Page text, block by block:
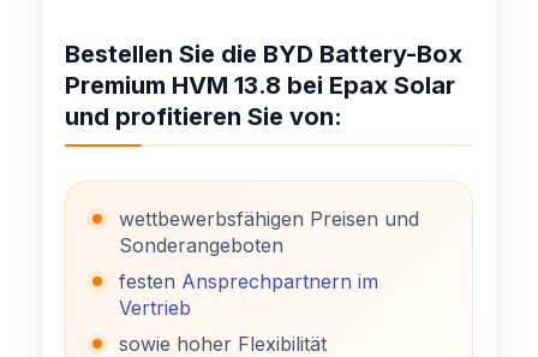
Bestellen Sie die BYD Battery-Box
Premium HVM 13.8 bei Epax Solar
und profitieren Sie von:
wettbewerbsfähigen Preisen und
Sonderangeboten
festen Ansprechpartnern im
Vertrieb
sowie hoher Flexibilität